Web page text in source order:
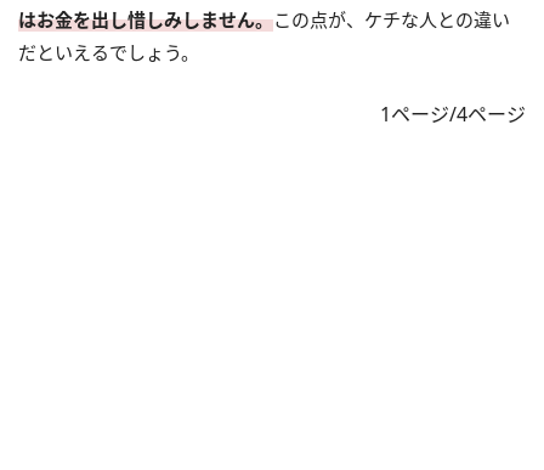
はお金を出し惜しみしません。この点が、ケチな人との違い
だといえるでしょう。
1ページ/4ページ